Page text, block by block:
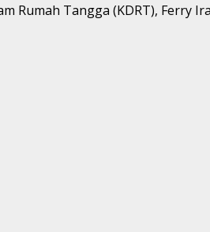
Rumah Tangga (KDRT), Ferry